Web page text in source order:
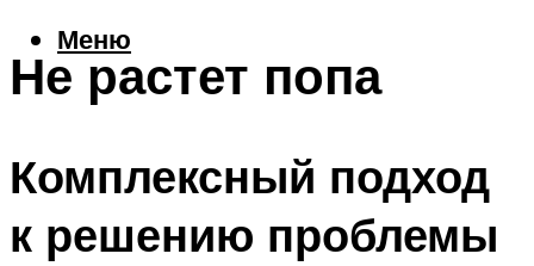
Меню
Не растет попа
Комплексный подход
к решению проблемы